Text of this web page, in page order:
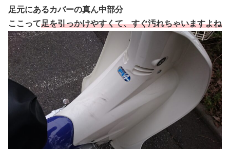
足元にあるカバーの真ん中部分
ここって足を引っかけやすくて、すぐ汚れちゃいますよね